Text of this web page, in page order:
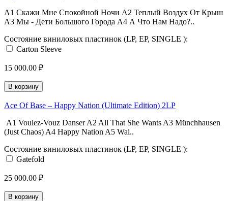
A1 Скажи Мне Спокойной Ночи A2 Теплый Воздух От Крыш
A3 Мы - Дети Большого Города A4 А Что Нам Надо?..
Состояние виниловых пластинок (LP, EP, SINGLE ):
Carton Sleeve
15 000.00 ₽
В корзину
Ace Of Base ‎– Happy Nation (Ultimate Edition) 2LP
A1 Voulez-Vouz Danser A2 All That She Wants A3 Münchhausen
(Just Chaos) A4 Happy Nation A5 Wai..
Состояние виниловых пластинок (LP, EP, SINGLE ):
Gatefold
25 000.00 ₽
В корзину